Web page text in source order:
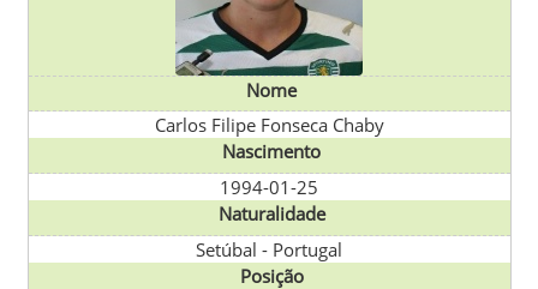
Nome
Carlos Filipe Fonseca Chaby
Nascimento
1994-01-25
Naturalidade
Setúbal - Portugal
Posição